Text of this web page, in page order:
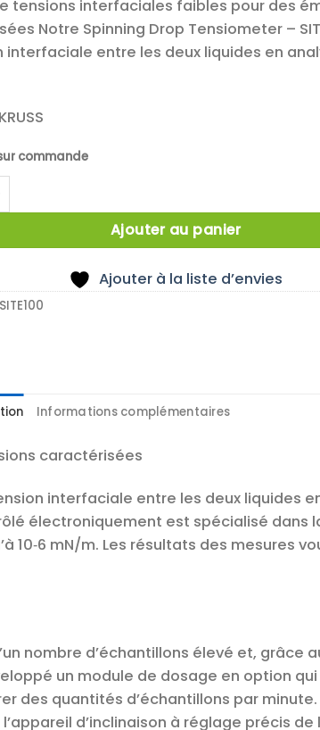
tensions interfaciales faibles pour des
Notre Spinning Drop Tensiometer –
interfaciale entre les deux liquides en
commande
Tensiomètre pour mesure de tensions
Ajouter au panier
Ajouter à la liste d’envies
SITE100
Informations complémentaires
caractérisées
interfaciale entre les deux liquides
électroniquement est spécialisé dans
mN/m. Les résultats des mesures
nombre d’échantillons élevé et, grâce
un module de dosage en option
des quantités d’échantillons par
d’inclinaison à réglage précis